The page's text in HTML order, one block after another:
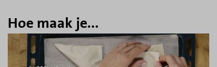
Hoe maak je...